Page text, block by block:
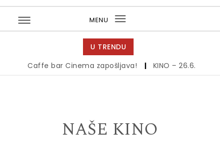
MENU
Toggle
navigation
U TRENDU
Caffe bar Cinema zapošljava! | KINO – 26.6. |
NAŠE KINO